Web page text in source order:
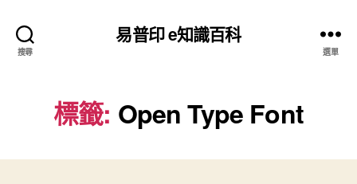
搜尋
易普印 e知識百科
選單
標籤: Open Type Font